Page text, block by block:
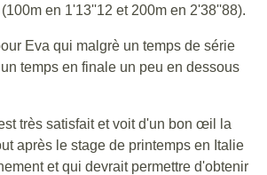
en 1'13''12 et 200m en 2'38''88).
Eva qui malgrè un temps de série
temps en finale un peu en dessous
très satisfait et voit d'un bon œil la
après le stage de printemps en Italie
et qui devrait permettre d'obtenir